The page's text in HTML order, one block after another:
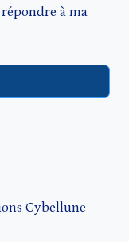
à ma
Cybellune